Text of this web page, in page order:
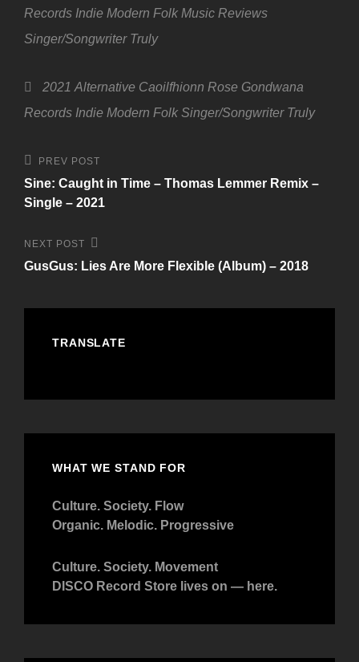
Records Indie Modern Folk Music Reviews
Singer/Songwriter Truly
Tags,2021 Alternative Caoilfhionn Rose Gondwana
Records Indie Modern Folk Singer/Songwriter Truly
Beitragsnavigation
Previous
Post
PREV POST
Sine: Caught in Time – Thomas Lemmer Remix –
Single – 2021
Next
Post
NEXT POST
GusGus: Lies Are More Flexible (Album) – 2018
TRANSLATE
WHAT WE STAND FOR
Culture. Society. Flow
Organic. Melodic. Progressive
Culture. Society. Movement
DISCO Record Store lives on — here.